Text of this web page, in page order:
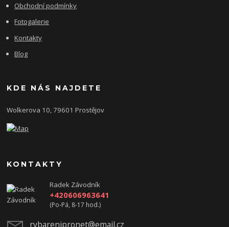
Obchodní podmínky
Fotogalerie
Kontakty
Blog
KDE NÁS NAJDETE
Wolkerova 10, 79601 Prostějov
KONTAKTY
Radek Závodník
+420606963641
(Po-Pá, 8-17 hod.)
rybarenipronet@email.cz